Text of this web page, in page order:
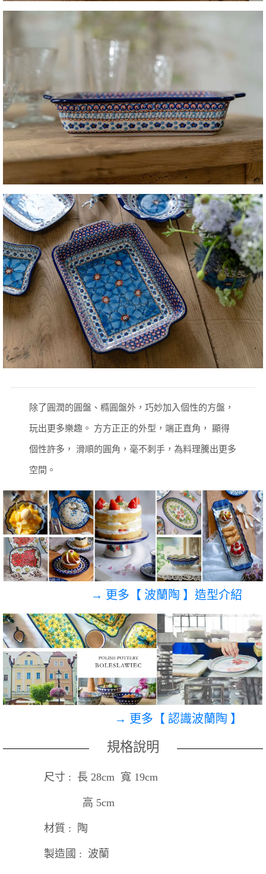
除了圓潤的圓盤、橢圓盤外，巧妙加入個性的方盤，
玩出更多樂趣。 方方正正的外型，端正直角， 顯得
個性許多， 滑順的圓角，毫不刺手，為料理騰出更多
空間。
→ 更多【 波蘭陶 】造型介紹
→ 更多【 認識波蘭陶 】
規格說明
尺寸 : 長 28cm 寬 19cm
高 5cm
材質 : 陶
製造國 : 波蘭